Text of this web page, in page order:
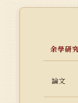
余學研
論文